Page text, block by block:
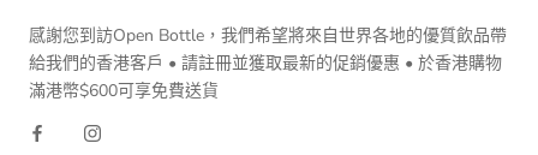
感謝您到訪Open Bottle，我們希望將來自世界各地的優質飲品帶
給我們的香港客戶 • 請註冊並獲取最新的促銷優惠 • 於香港購物
滿港幣$600可享免費送貨